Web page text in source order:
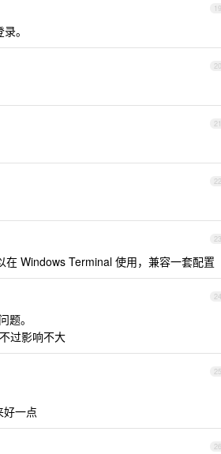
19
。
20
21
22
23
Windows Terminal 使用，兼容一套配置
24
。
过影响不大
25
好一点
26